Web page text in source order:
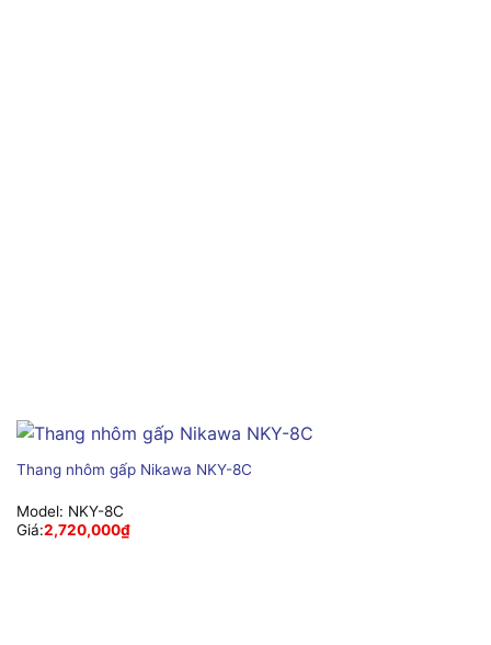
Thang nhôm gấp Nikawa NKY-8C
Model: NKY-8C
Giá:2,720,000₫